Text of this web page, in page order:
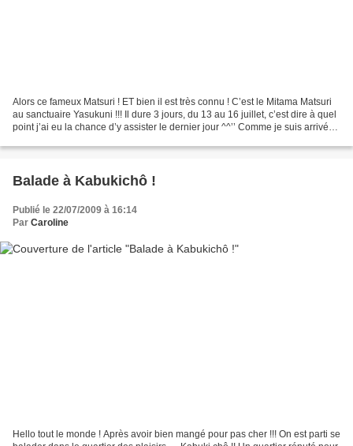
Alors ce fameux Matsuri ! ET bien il est très connu ! C’est le Mitama Matsuri
au sanctuaire Yasukuni !!! Il dure 3 jours, du 13 au 16 juillet, c’est dire à quel
point j’ai eu la chance d’y assister le dernier jour ^^’’ Comme je suis arrivée
Balade à Kabukichô !
Publié le 22/07/2009 à 16:14
Par Caroline
Hello tout le monde ! Après avoir bien mangé pour pas cher !!! On est parti se